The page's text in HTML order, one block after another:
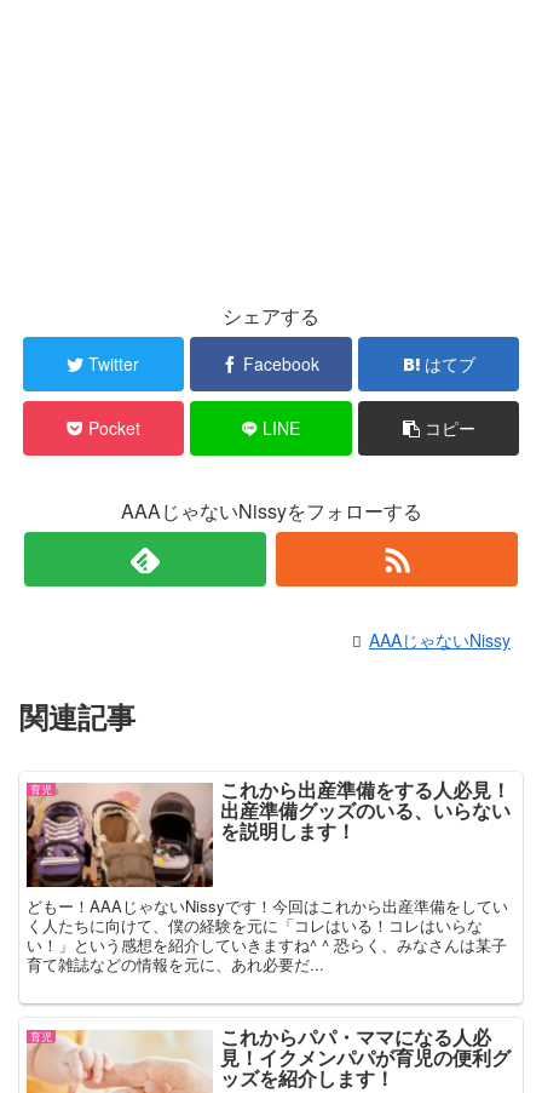
シェアする
Twitter Facebook はてブ
Pocket LINE コピー
AAAじゃないNissyをフォローする
AAAじゃないNissy
関連記事
育児 これから出産準備をする人必見！
出産準備グッズのいる、いらない
を説明します！
どもー！AAAじゃないNissyです！今回はこれから出産準備をしてい
く人たちに向けて、僕の経験を元に「コレはいる！コレはいらな
い！」という感想を紹介していきますね^ ^ 恐らく、みなさんは某子
育て雑誌などの情報を元に、あれ必要だ...
育児 これからパパ・ママになる人必
見！イクメンパパが育児の便利グ
ッズを紹介します！